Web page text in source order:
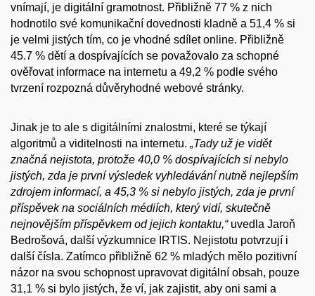
vnímají, je digitální gramotnost. Přibližně 77 % z nich
hodnotilo své komunikační dovednosti kladně a 51,4 % si
je velmi jistých tím, co je vhodné sdílet online. Přibližně
45.7 % dětí a dospívajících se považovalo za schopné
ověřovat informace na internetu a 49,2 % podle svého
tvrzení rozpozná důvěryhodné webové stránky.
Jinak je to ale s digitálními znalostmi, které se týkají
algoritmů a viditelnosti na internetu. „Tady už je vidět
značná nejistota, protože 40,0 % dospívajících si nebylo
jistých, zda je první výsledek vyhledávání nutně nejlepším
zdrojem informací, a 45,3 % si nebylo jistých, zda je první
příspěvek na sociálních médiích, který vidí, skutečně
nejnovějším příspěvkem od jejich kontaktu,“uvedla Jaroň
Bedrošová, další výzkumnice IRTIS. Nejistotu potvrzují i
další čísla. Zatímco přibližně 62 % mladých mělo pozitivní
názor na svou schopnost upravovat digitální obsah, pouze
31,1 % si bylo jistých, že ví, jak zajistit, aby oni sami a